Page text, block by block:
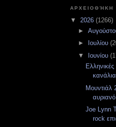
ΑΡΧΕΙΟΘΉΚΗ
▼ 2026 (1266)
►
►
Ιουλίου
▼
Ιουνίου
Ελληνικές
Μουντιάλ
Joe Lynn
rock